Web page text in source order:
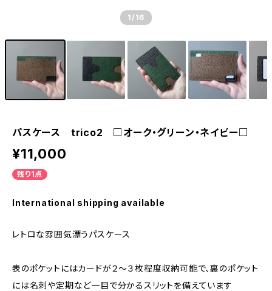
1 /16
パスケース trico2 □オーク・グリーン・ネイビー□
¥11,000
残り1点
International shipping available
レトロな雰囲気漂うパスケース
表のポケットにはカードが２～３枚程度収納可能で、裏のポケット
には名刺や定期など一目で分かるスリットを備えています